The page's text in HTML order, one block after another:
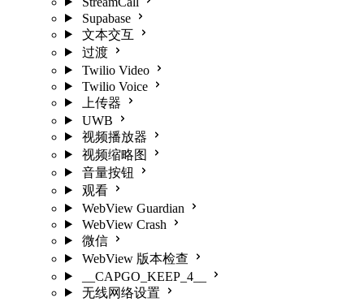
Supabase
文本交互
过渡
Twilio Video
Twilio Voice
上传器
UWB
视频播放器
视频缩略图
音量按钮
观看
WebView Guardian
WebView Crash
微信
WebView 版本检查
__CAPGO_KEEP_4__
无线网络设置